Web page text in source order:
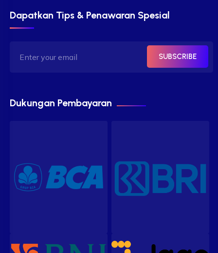
Dapatkan Tips & Penawaran Spesial
SUBSCRIBE
Dukungan Pembayaran